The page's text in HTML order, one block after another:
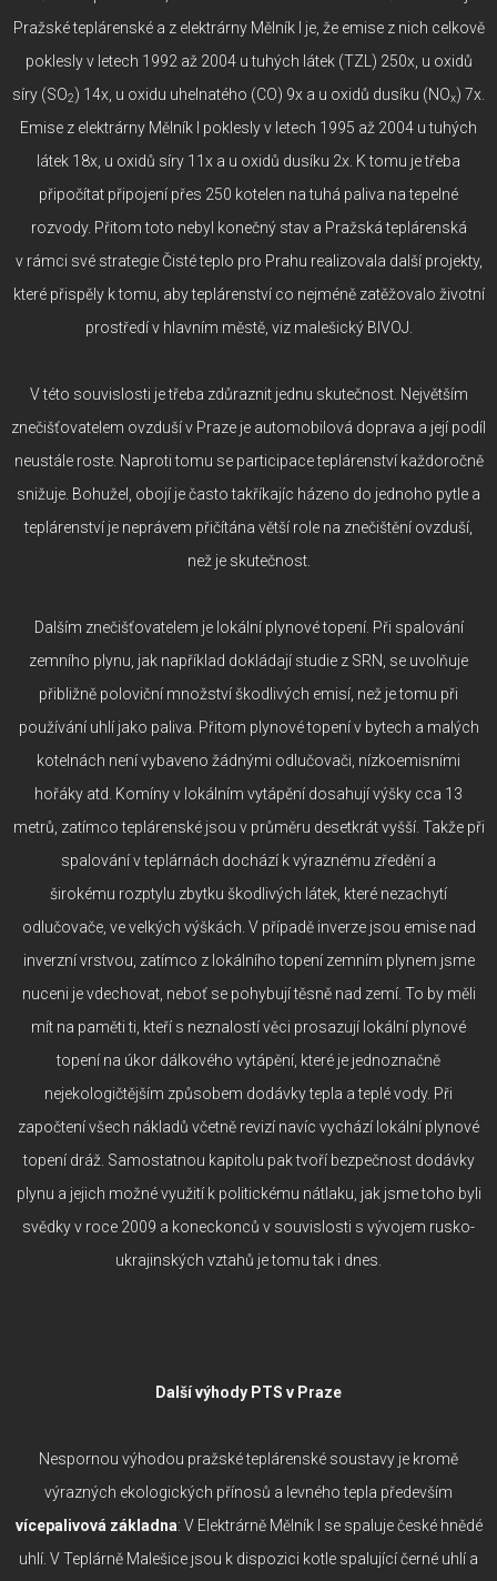
Pražské teplárenské a z elektrárny Mělník I je, že emise z nich celkově
poklesly v letech 1992 až 2004 u tuhých látek (TZL) 250x, u oxidů
síry (SO2) 14x, u oxidu uhelnatého (CO) 9x a u oxidů dusíku (NOx) 7x.
Emise z elektrárny Mělník I poklesly v letech 1995 až 2004 u tuhých
látek 18x, u oxidů síry 11x a u oxidů dusíku 2x. K tomu je třeba
připočítat připojení přes 250 kotelen na tuhá paliva na tepelné
rozvody. Přitom toto nebyl konečný stav a Pražská teplárenská
v rámci své strategie Čisté teplo pro Prahu realizovala další projekty,
které přispěly k tomu, aby teplárenství co nejméně zatěžovalo životní
prostředí v hlavním městě, viz malešický BIVOJ.
V této souvislosti je třeba zdůraznit jednu skutečnost. Největším
znečišťovatelem ovzduší v Praze je automobilová doprava a její podíl
neustále roste. Naproti tomu se participace teplárenství každoročně
snižuje. Bohužel, obojí je často takříkajíc házeno do jednoho pytle a
teplárenství je neprávem přičítána větší role na znečištění ovzduší,
než je skutečnost.
Dalším znečišťovatelem je lokální plynové topení. Při spalování
zemního plynu, jak například dokládají studie z SRN, se uvolňuje
přibližně poloviční množství škodlivých emisí, než je tomu při
používání uhlí jako paliva. Přitom plynové topení v bytech a malých
kotelnách není vybaveno žádnými odlučovači, nízkoemisními
hořáky atd. Komíny v lokálním vytápění dosahují výšky cca 13
metrů, zatímco teplárenské jsou v průměru desetkrát vyšší. Takže při
spalování v teplárnách dochází k výraznému zředění a
širokému rozptylu zbytku škodlivých látek, které nezachytí
odlučovače, ve velkých výškách. V případě inverze jsou emise nad
inverzní vrstvou, zatímco z lokálního topení zemním plynem jsme
nuceni je vdechovat, neboť se pohybují těsně nad zemí. To by měli
mít na paměti ti, kteří s neznalostí věci prosazují lokální plynové
topení na úkor dálkového vytápění, které je jednoznačně
nejekologičtějším způsobem dodávky tepla a teplé vody. Při
započtení všech nákladů včetně revizí navíc vychází lokální plynové
topení dráž. Samostatnou kapitolu pak tvoří bezpečnost dodávky
plynu a jejich možné využití k politickému nátlaku, jak jsme toho byli
svědky v roce 2009 a koneckonců v souvislosti s vývojem rusko-
ukrajinských vztahů je tomu tak i dnes.
Další výhody PTS v Praze
Nespornou výhodou pražské teplárenské soustavy je kromě
výrazných ekologických přínosů a levného tepla především
vícepalivová základna: V Elektrárně Mělník I se spaluje české hnědé
uhlí. V Teplárně Malešice jsou k dispozici kotle spalující černé uhlí a